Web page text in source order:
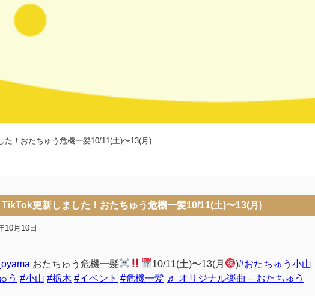
た！おたちゅう危機一髪10/11(土)〜13(月)
TikTok更新しました！おたちゅう危機一髪10/11(土)〜13(月)
10月10日
おたちゅう危機一髪 10/11(土)〜13(月 )#おたちゅう小山
う #小山 #栃木 #イベント #危機一髪 ♬ オリジナル楽曲 – おたちゅう